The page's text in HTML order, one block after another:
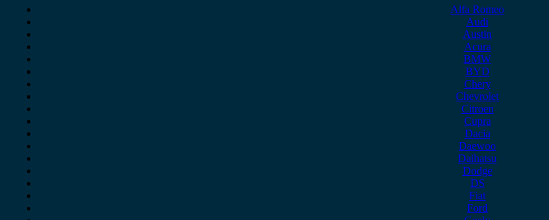
Alfa Romeo
Audi
Austin
Acura
BMW
BYD
Chery
Chevrolet
Citroen
Cupra
Dacia
Daewoo
Daihatsu
Dodge
DS
Fiat
Ford